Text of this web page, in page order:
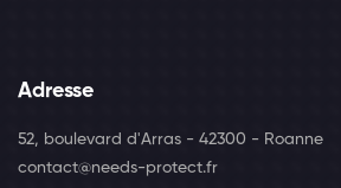
Adresse
52, boulevard d'Arras - 42300 - Roanne
contact@needs-protect.fr